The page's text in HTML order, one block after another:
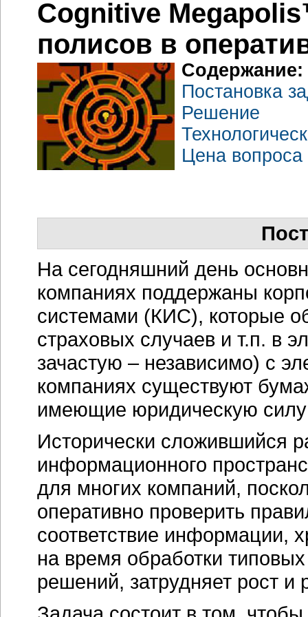
Cognitive
полисов в
Содержание:
Постановка
Решение
Цена вопроса
На сегодняшний день
компаниях поддержаны
системами (КИС), которые
страховых случаев и т.п. в
зачастую – независимо) с
компаниях существуют
имеющие юридическую
Исторически сложившийся
информационного
для многих компаний,
оперативно проверить
соответствие информации,
на время обработки
решений, затрудняет рост и